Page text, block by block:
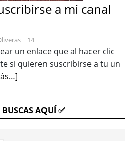
a mi canal
14
un enlace que al hacer clic
si quieren suscribirse a tu un
AQUÍ ✅